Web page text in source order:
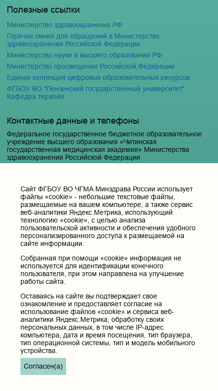
Полезные ссылки
Министерство здравоохранения РФ
Горячая линия для обращений в Министерство
здравоохранения Российской Федерации
Министерство науки и высшего образования РФ
Министерство просвещения Российской Федерации
Единая коллекция цифровых образовательных ресурсов
ФГБОУ ВО "Пензенский государственный университет"
Кафедра терапия
Контактные данные и телефоны
Федеральное государственное бюджетное образовательное
учреждение высшего образования «Читинская
государственная медицинская академия» Министерства
здравоохранения Российской Федерации
Горького, д. 39 «а».
Телефон приёмной ректора:
8 (3022) 35-43-24
Электронная почта:
pochta@chitgma.ru
Официальная группа «ВКонтакте»:
Официальный канал «Телеграмм»:
https://t.me/chgma75
https://max.ru/id7536010483_gos
Вход
Главная
Карта сайта
Cайт ФГБОУ ВО ЧГМА Минздрава России использует
файлы «cookie» - небольшие текстовые файлы,
размещаемые на вашем компьютере, а также сервис
веб-аналитики Яндекс.Метрика, использующий
технологию «cookie», с целью анализа
пользовательской активности и обеспечения удобного
персонализированного доступа к размещаемой на
сайте информации.
Собранная при помощи «cookie» информация не
используется для идентификации конечного
пользователя, при этом направлена на улучшение
работы сайта.
Оставаясь на сайте вы подтверждает свое
ознакомление и предоставляет согласие на
использование файлов «cookie» и сервиса веб-
аналитики Яндекс.Метрика, обработку своих
персональных данных, в том числе IP-адрес
компьютера, дата и время посещения, тип браузера,
тип операционной системы, тип и модель мобильного
устройства.
Согласен(а)